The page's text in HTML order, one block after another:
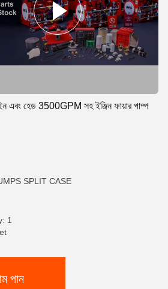
এবং হেড 3500GPM সহ ইঞ্জিন ফায়ার পাম্প
SPLIT CASE
1
পান